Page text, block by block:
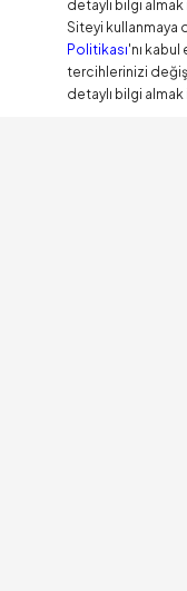
detaylı bilgi almak
Siteyi kullanmaya
Politikası'nı kabul
tercihlerinizi
detaylı bilgi almak